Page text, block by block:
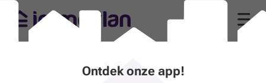
Ontdek onze app!